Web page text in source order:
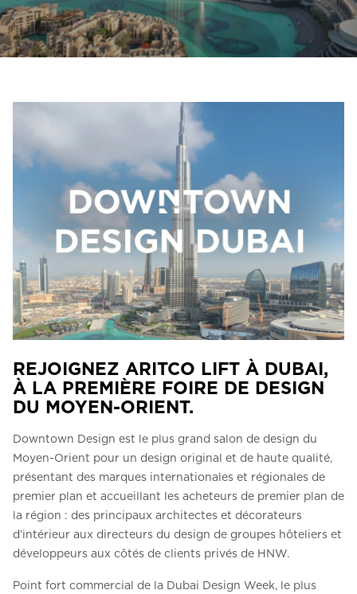
Contactez-nous
Demander un devis
FAQ
Contactez-nous
REJOIGNEZ ARITCO LIFT À DUBAI,
À LA PREMIÈRE FOIRE DE DESIGN
DU MOYEN-ORIENT.
Downtown Design est le plus grand salon de design du
Moyen-Orient pour un design original et de haute qualité,
présentant des marques internationales et régionales de
premier plan et accueillant les acheteurs de premier plan de
la région : des principaux architectes et décorateurs
d’intérieur aux directeurs du design de groupes hôteliers et
développeurs aux côtés de clients privés de HNW.
Point fort commercial de la Dubai Design Week, le plus